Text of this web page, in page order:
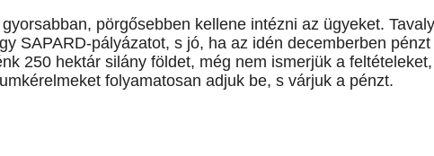
pörgősebben kellene intézni az ügyeket. Tavaly
SAPARD-pályázatot, s jó, ha az idén decemberben
250 hektár silány földet, még nem ismerjük a
folyamatosan adjuk be, s várjuk a pénzt.